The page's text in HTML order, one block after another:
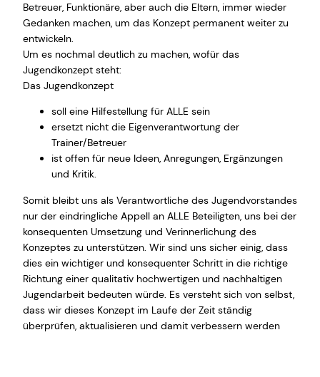
Betreuer, Funktionäre, aber auch die Eltern, immer wieder
Gedanken machen, um das Konzept permanent weiter zu
entwickeln.
Um es nochmal deutlich zu machen, wofür das
Jugendkonzept steht:
Das Jugendkonzept
soll eine Hilfestellung für ALLE sein
ersetzt nicht die Eigenverantwortung der
Trainer/Betreuer
ist offen für neue Ideen, Anregungen, Ergänzungen
und Kritik.
Somit bleibt uns als Verantwortliche des Jugendvorstandes
nur der eindringliche Appell an ALLE Beteiligten, uns bei der
konsequenten Umsetzung und Verinnerlichung des
Konzeptes zu unterstützen. Wir sind uns sicher einig, dass
dies ein wichtiger und konsequenter Schritt in die richtige
Richtung einer qualitativ hochwertigen und nachhaltigen
Jugendarbeit bedeuten würde. Es versteht sich von selbst,
dass wir dieses Konzept im Laufe der Zeit ständig
überprüfen, aktualisieren und damit verbessern werden